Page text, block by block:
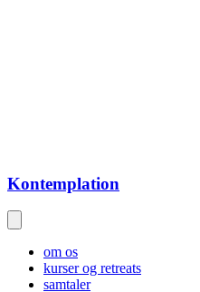
Kontemplation
om os
kurser og retreats
samtaler